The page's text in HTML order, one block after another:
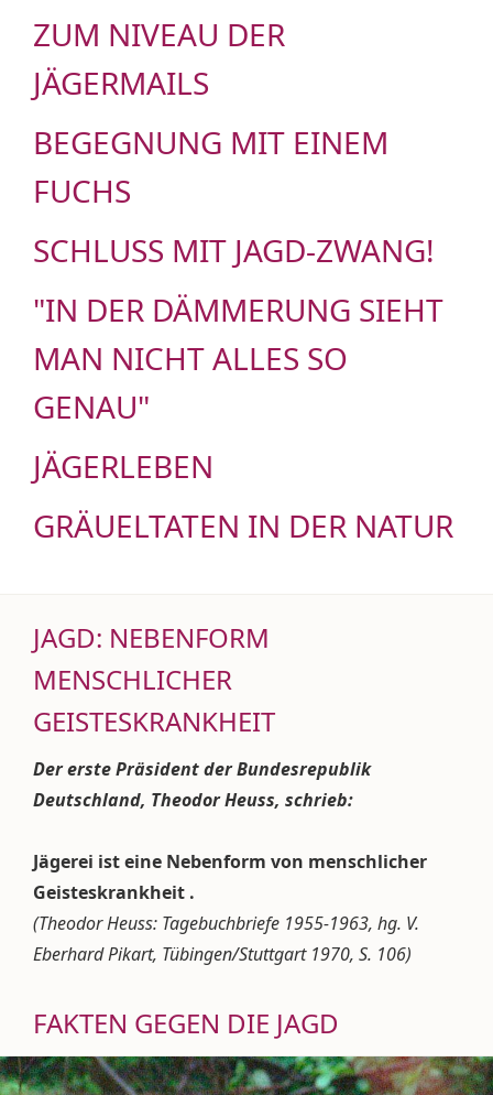
ZUM NIVEAU DER
JÄGERMAILS
BEGEGNUNG MIT EINEM
FUCHS
SCHLUSS MIT JAGD-ZWANG!
"IN DER DÄMMERUNG SIEHT
MAN NICHT ALLES SO
GENAU"
JÄGERLEBEN
GRÄUELTATEN IN DER NATUR
JAGD: NEBENFORM
MENSCHLICHER
GEISTESKRANKHEIT
Der erste Präsident der Bundesrepublik
Deutschland, Theodor Heuss, schrieb:
Jägerei ist eine Nebenform von menschlicher
Geisteskrankheit .
(Theodor Heuss: Tagebuchbriefe 1955-1963, hg. V.
Eberhard Pikart, Tübingen/Stuttgart 1970, S. 106)
FAKTEN GEGEN DIE JAGD